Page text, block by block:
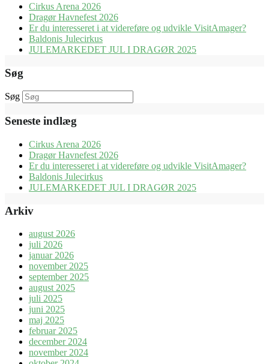
Cirkus Arena 2026
Dragør Havnefest 2026
Er du interesseret i at videreføre og udvikle VisitAmager?
Baldonis Julecirkus
JULEMARKEDET JUL I DRAGØR 2025
Søg
Søg
Seneste indlæg
Cirkus Arena 2026
Dragør Havnefest 2026
Er du interesseret i at videreføre og udvikle VisitAmager?
Baldonis Julecirkus
JULEMARKEDET JUL I DRAGØR 2025
Arkiv
august 2026
juli 2026
januar 2026
november 2025
september 2025
august 2025
juli 2025
juni 2025
maj 2025
februar 2025
december 2024
november 2024